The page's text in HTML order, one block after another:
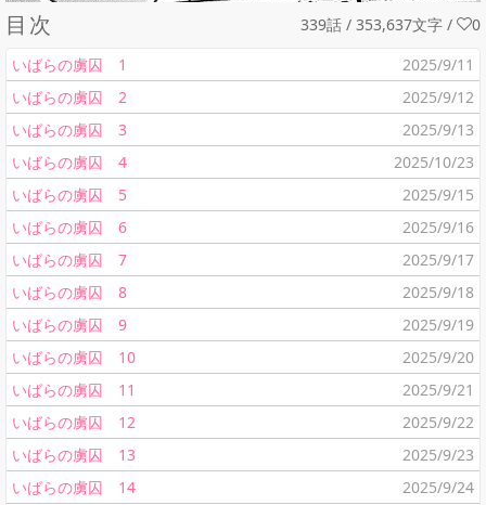
目次 339話 / 353,637文字 /
0
いばらの虜囚 1
2025/9/11
いばらの虜囚 2
2025/9/12
いばらの虜囚 3
2025/9/13
いばらの虜囚 4
2025/10/23
いばらの虜囚 5
2025/9/15
いばらの虜囚 6
2025/9/16
いばらの虜囚 7
2025/9/17
いばらの虜囚 8
2025/9/18
いばらの虜囚 9
2025/9/19
いばらの虜囚 10
2025/9/20
いばらの虜囚 11
2025/9/21
いばらの虜囚 12
2025/9/22
いばらの虜囚 13
2025/9/23
いばらの虜囚 14
2025/9/24